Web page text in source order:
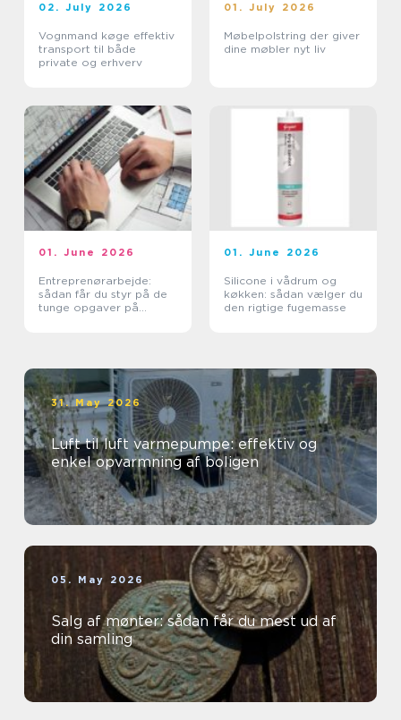
02. July 2026
Vognmand køge effektiv
transport til både
private og erhverv
01. July 2026
Møbelpolstring der giver
dine møbler nyt liv
01. June 2026
Entreprenørarbejde:
sådan får du styr på de
tunge opgaver på
01. June 2026
Silicone i vådrum og
køkken: sådan vælger du
den rigtige fugemasse
31. May 2026
Luft til luft varmepumpe: effektiv og
enkel opvarmning af boligen
05. May 2026
Salg af mønter: sådan får du mest ud af
din samling